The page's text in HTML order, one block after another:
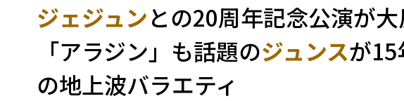
ジェジュンとの20周年記念公演が
「アラジン」も話題のジュンスが15
の地上波バラエティ